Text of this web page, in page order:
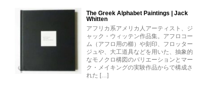
The Greek Alphabet Paintings | Jack
Whitten
アフリカ系アメリカ人アーティスト、ジ
ャック・ウィッテン作品集。アフロコー
ム（アフロ用の櫛）や刻印、フロッター
ジュや、大工道具などを用いた、抽象的
なモノクロ構図のバリエーションとマー
ク・メイキングの実験作品からで構成さ
れた […]